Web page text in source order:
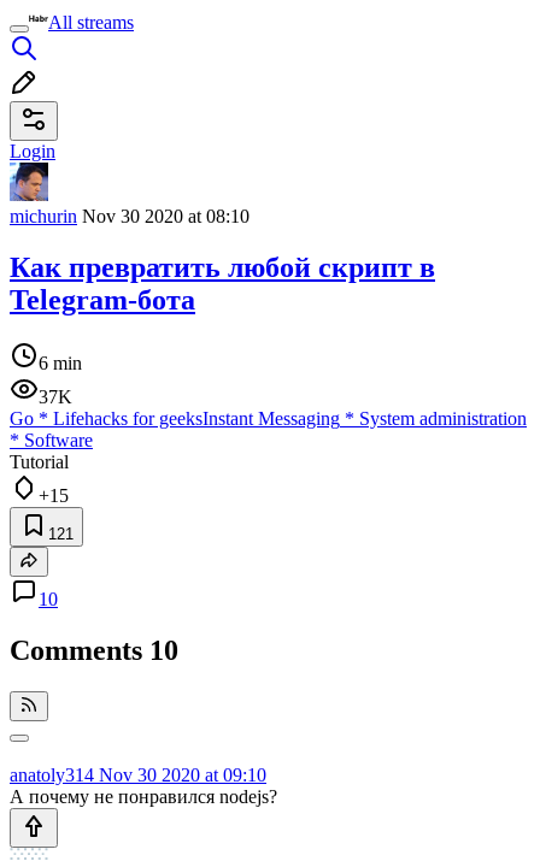
All streams
Login
michurin Nov 30 2020 at 08:10
Как превратить любой скрипт в
Telegram-бота
6 min
37K
Go * Lifehacks for geeksInstant Messaging * System administration
* Software
Tutorial
+15
121
10
Comments 10
anatoly314 Nov 30 2020 at 09:10
А почему не понравился nodejs?